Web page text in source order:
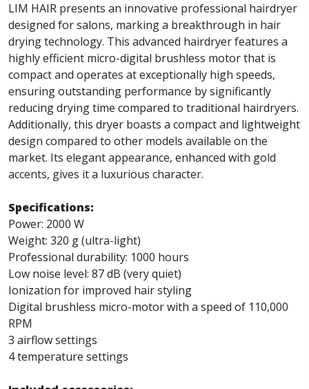
LIM HAIR presents an innovative professional hairdryer
designed for salons, marking a breakthrough in hair
drying technology. This advanced hairdryer features a
highly efficient micro-digital brushless motor that is
compact and operates at exceptionally high speeds,
ensuring outstanding performance by significantly
reducing drying time compared to traditional hairdryers.
Additionally, this dryer boasts a compact and lightweight
design compared to other models available on the
market. Its elegant appearance, enhanced with gold
accents, gives it a luxurious character.
Specifications:
Power: 2000 W
Weight: 320 g (ultra-light)
Professional durability: 1000 hours
Low noise level: 87 dB (very quiet)
Ionization for improved hair styling
Digital brushless micro-motor with a speed of 110,000
RPM
3 airflow settings
4 temperature settings